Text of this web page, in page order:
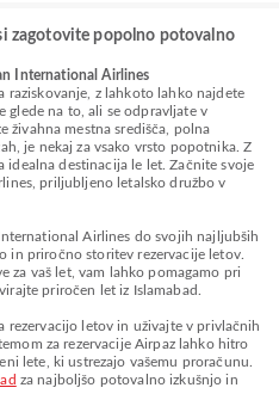
zagotovite popolno potovalno
International Airlines
z lahkoto lahko najdete
glede na to, ali se odpravljate v
živahna mestna središča, polna
je nekaj za vsako vrsto popotnika. Z
idealna destinacija le let. Začnite svoje
priljubljeno letalsko družbo v
Airlines do svojih najljubših
in priročno storitev rezervacije letov.
za vaš let, vam lahko pomagamo pri
priročen let iz Islamabad.
rezervacijo letov in uživajte v privlačnih
za rezervacije Airpaz lahko hitro
lete, ki ustrezajo vašemu proračunu.
za najboljšo potovalno izkušnjo in